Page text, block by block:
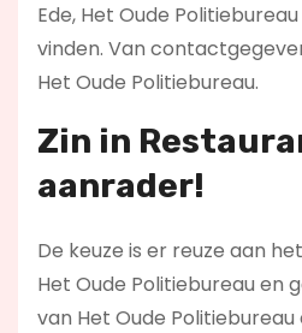
Ede, Het Oude
vinden. Van
Het Oude Politiebureau.
Zin in
aanrader!
De keuze is er reuze aan
Het Oude Politiebureau en
van Het Oude